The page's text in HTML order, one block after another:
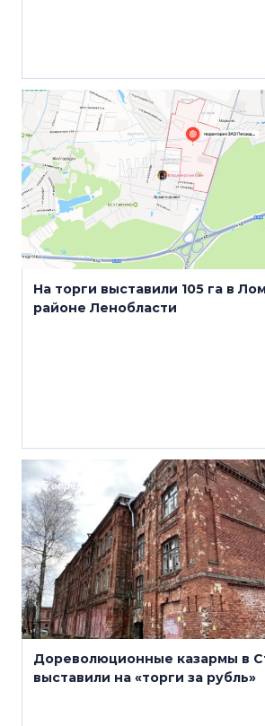
1 мая
На торги выставили 105 га в
районе Ленобласти
15 апреля
Дореволюционные казармы в
выставили на «торги за рубль»